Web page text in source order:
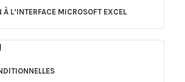
L’INTERFACE MICROSOFT EXCEL